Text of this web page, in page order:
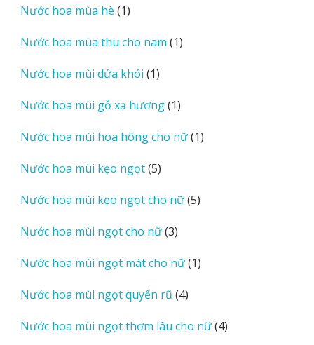
Nước hoa mùa hè 11
phẩm
Nước hoa mùa thu cho nam 11
Nước hoa mùi dứa khói 11
phẩm
Nước hoa mùi gỗ xạ hương 11
phẩm
Nước hoa mùi hoa hông cho nữ 11
Nước hoa mùi kẹo ngọt 55
phẩm
Nước hoa mùi kẹo ngọt cho nữ 55
Nước hoa mùi ngọt cho nữ 33
phẩm
Nước hoa mùi ngọt mát cho nữ 11
Nước hoa mùi ngọt quyến rũ 44
phẩm
Nước hoa mùi ngọt thơm lâu cho nữ 44